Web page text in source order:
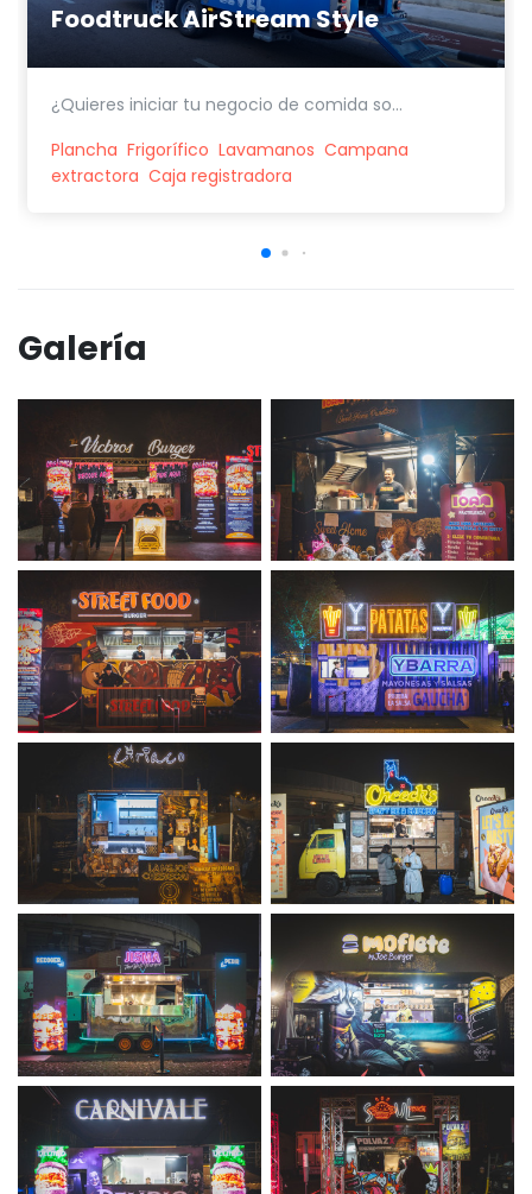
Foodtruck AirStream Style
¿Quieres iniciar tu negocio de comida so...
Plancha Frigorífico Lavamanos Campana
extractora Caja registradora
Galería